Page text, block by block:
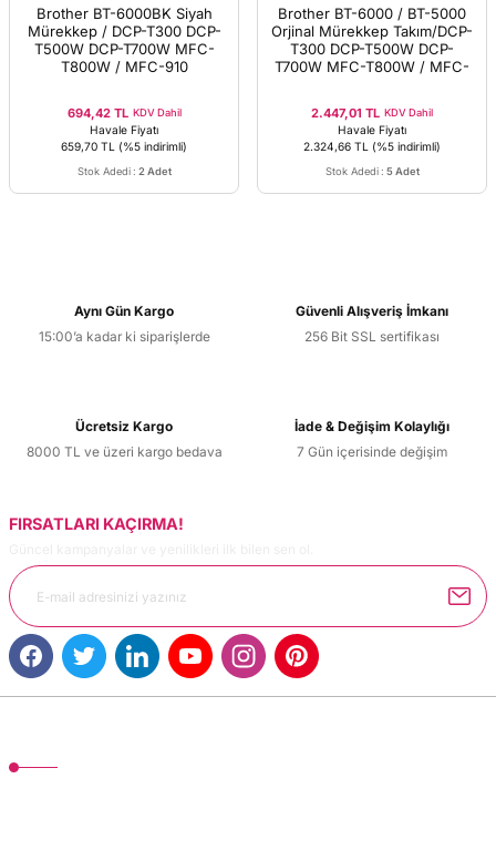
Brother BT-6000BK Siyah
Mürekkep / DCP-T300 DCP-
T500W DCP-T700W MFC-
T800W / MFC-910
694,42 TL KDV Dahil
Havale Fiyatı
659,70 TL (%5 indirimli)
Stok Adedi : 2 Adet
Brother BT-6000 / BT-5000
Orjinal Mürekkep Takım/DCP-
T300 DCP-T500W DCP-
T700W MFC-T800W / MFC-
2.447,01 TL KDV Dahil
Havale Fiyatı
2.324,66 TL (%5 indirimli)
Stok Adedi : 5 Adet
Aynı Gün Kargo
15:00’a kadar ki siparişlerde
Güvenli Alışveriş İmkanı
256 Bit SSL sertifikası
Ücretsiz Kargo
8000 TL ve üzeri kargo bedava
İade & Değişim Kolaylığı
7 Gün içerisinde değişim
FIRSATLARI KAÇIRMA!